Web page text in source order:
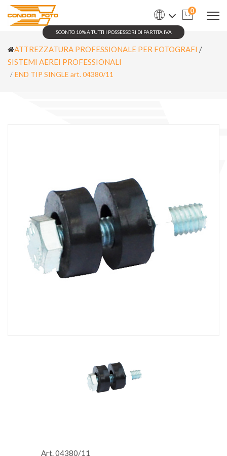
SCONTO 10% A TUTTI I POSSESSORI DI PARTITA IVA
0
ATTREZZATURA PROFESSIONALE PER FOTOGRAFI /
SISTEMI AEREI PROFESSIONALI
END TIP SINGLE art. 04380/11
Art. 04380/11